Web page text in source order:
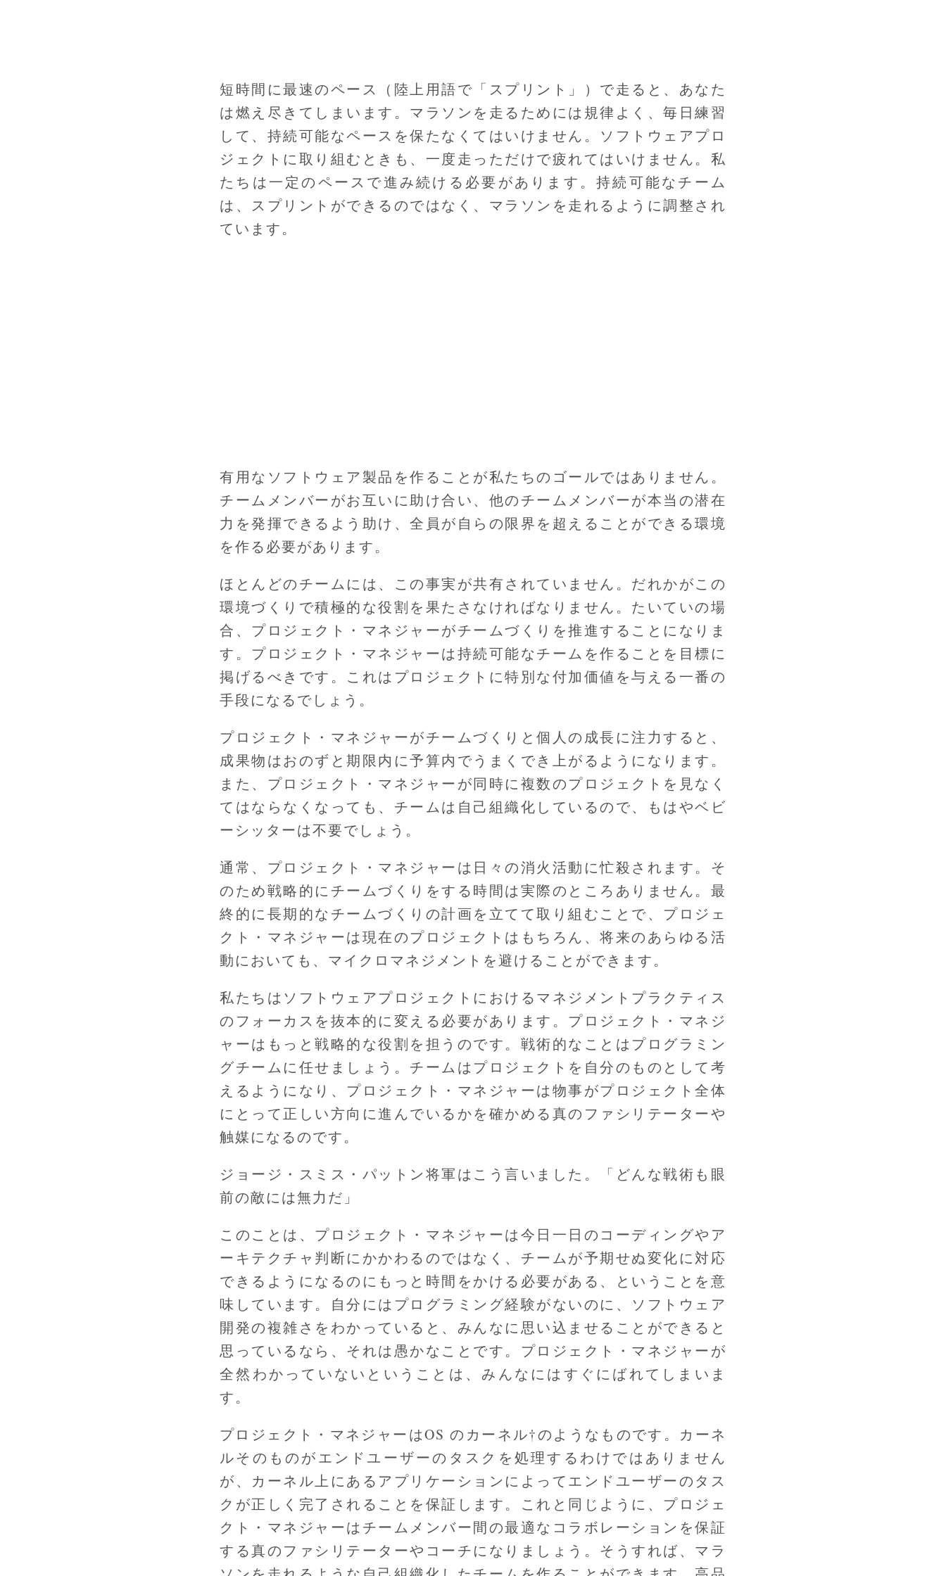
短時間に最速のペース（陸上用語で「スプリント」）で走ると、あなた
は燃え尽きてしまいます。マラソンを走るためには規律よく、毎日練習
して、持続可能なペースを保たなくてはいけません。ソフトウェアプロ
ジェクトに取り組むときも、一度走っただけで疲れてはいけません。私
たちは一定のペースで進み続ける必要があります。持続可能なチーム
は、スプリントができるのではなく、マラソンを走れるように調整され
ています。
有用なソフトウェア製品を作ることが私たちのゴールではありません。
チームメンバーがお互いに助け合い、他のチームメンバーが本当の潜在
力を発揮できるよう助け、全員が自らの限界を超えることができる環境
を作る必要があります。
ほとんどのチームには、この事実が共有されていません。だれかがこの
環境づくりで積極的な役割を果たさなければなりません。たいていの場
合、プロジェクト・マネジャーがチームづくりを推進することになりま
す。プロジェクト・マネジャーは持続可能なチームを作ることを目標に
掲げるべきです。これはプロジェクトに特別な付加価値を与える一番の
手段になるでしょう。
プロジェクト・マネジャーがチームづくりと個人の成長に注力すると、
成果物はおのずと期限内に予算内でうまくでき上がるようになります。
また、プロジェクト・マネジャーが同時に複数のプロジェクトを見なく
てはならなくなっても、チームは自己組織化しているので、もはやベビ
ーシッターは不要でしょう。
通常、プロジェクト・マネジャーは日々の消火活動に忙殺されます。そ
のため戦略的にチームづくりをする時間は実際のところありません。最
終的に長期的なチームづくりの計画を立てて取り組むことで、プロジェ
クト・マネジャーは現在のプロジェクトはもちろん、将来のあらゆる活
動においても、マイクロマネジメントを避けることができます。
私たちはソフトウェアプロジェクトにおけるマネジメントプラクティス
のフォーカスを抜本的に変える必要があります。プロジェクト・マネジ
ャーはもっと戦略的な役割を担うのです。戦術的なことはプログラミン
グチームに任せましょう。チームはプロジェクトを自分のものとして考
えるようになり、プロジェクト・マネジャーは物事がプロジェクト全体
にとって正しい方向に進んでいるかを確かめる真のファシリテーターや
触媒になるのです。
ジョージ・スミス・パットン将軍はこう言いました。「どんな戦術も眼
前の敵には無力だ」
このことは、プロジェクト・マネジャーは今日一日のコーディングやア
ーキテクチャ判断にかかわるのではなく、チームが予期せぬ変化に対応
できるようになるのにもっと時間をかける必要がある、ということを意
味しています。自分にはプログラミング経験がないのに、ソフトウェア
開発の複雑さをわかっていると、みんなに思い込ませることができると
思っているなら、それは愚かなことです。プロジェクト・マネジャーが
全然わかっていないということは、みんなにはすぐにばれてしまいま
す。
プロジェクト・マネジャーはOS のカーネル†のようなものです。カーネ
ルそのものがエンドユーザーのタスクを処理するわけではありません
が、カーネル上にあるアプリケーションによってエンドユーザーのタス
クが正しく完了されることを保証します。これと同じように、プロジェ
クト・マネジャーはチームメンバー間の最適なコラボレーションを保証
する真のファシリテーターやコーチになりましょう。そうすれば、マラ